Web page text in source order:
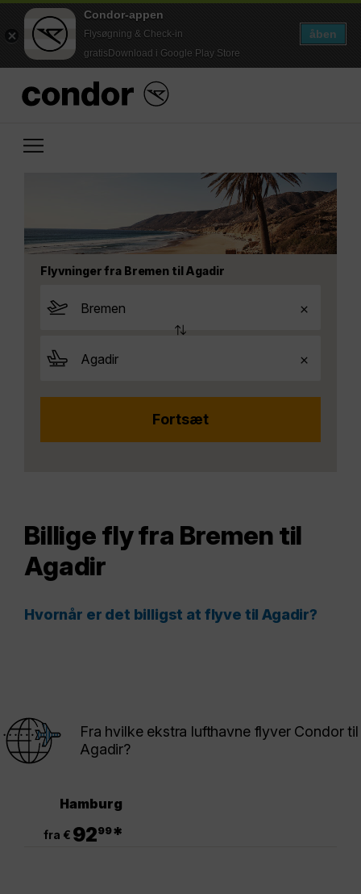
Condor-appen
Flysøgning & Check-in
gratisDownload i Google Play Store
åben
Flyvninger fra Bremen til Agadir
Billige fly fra Bremen til
Agadir
Hvornår er det billigst at flyve til Agadir?
Fra hvilke ekstra lufthavne flyver Condor til
Agadir?
Hamburg
fra € 9299*